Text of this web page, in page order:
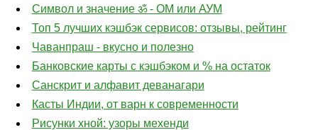
Символ и значение ॐ - ОМ или АУМ
Топ 5 лучших кэшбэк сервисов: отзывы, рейтинг
Чаванпраш - вкусно и полезно
Банковские карты с кэшбэком и % на остаток
Санскрит и алфавит деванагари
Касты Индии, от варн к современности
Рисунки хной: узоры мехенди